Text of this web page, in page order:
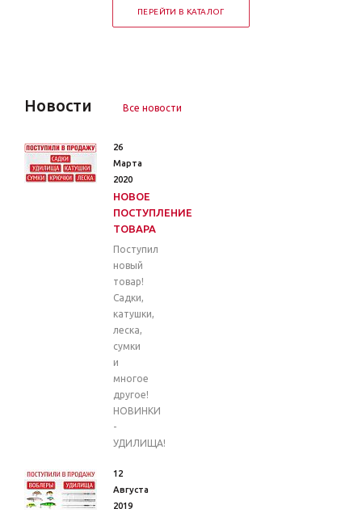
ПЕРЕЙТИ В КАТАЛОГ
Новости Все новости
26
Марта
2020
НОВОЕ
ПОСТУПЛЕНИЕ
ТОВАРА
Поступил
новый
товар!
Садки,
катушки,
леска,
сумки
и
многое
другое!
НОВИНКИ
-
УДИЛИЩА!
12
Августа
2019